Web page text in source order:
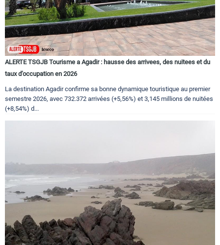
ALERTE TSGJB Tourisme a Agadir : hausse des arrivees, des nuitees et du
taux d’occupation en 2026
La destination Agadir confirme sa bonne dynamique touristique au premier
semestre 2026, avec 732.372 arrivées (+5,56%) et 3,145 millions de nuitées
(+8,54%) d...